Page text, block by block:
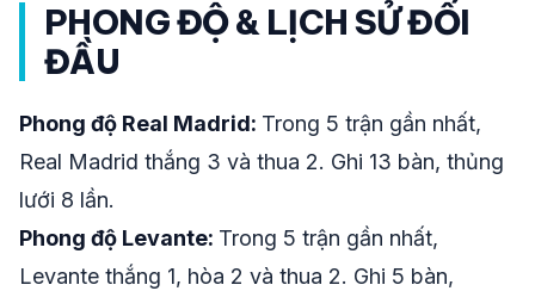
PHONG ĐỘ & LỊCH SỬ ĐỐI
ĐẦU
Phong độ Real Madrid: Trong 5 trận gần nhất,
Real Madrid thắng 3 và thua 2. Ghi 13 bàn, thủng
lưới 8 lần.
Phong độ Levante: Trong 5 trận gần nhất,
Levante thắng 1, hòa 2 và thua 2. Ghi 5 bàn,